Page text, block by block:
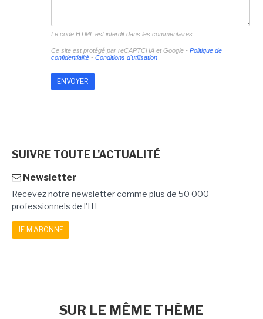
Le code HTML est interdit dans les commentaires
Ce site est protégé par reCAPTCHA et Google - Politique de
confidentialité- Conditions d'utilisation
SUIVRE TOUTE L'ACTUALITÉ
Newsletter
Recevez notre newsletter comme plus de 50 000
professionnels de l'IT!
JE M'ABONNE
SUR LE MÊME THÈME